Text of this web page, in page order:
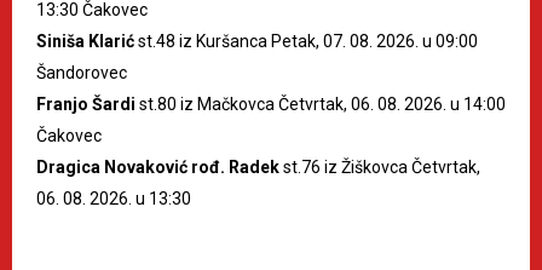
13:30 Čakovec
Siniša Klarićst.48 iz Kuršanca Petak, 07. 08. 2026. u 09:00
Šandorovec
Franjo Šardi st.80 iz Mačkovca Četvrtak, 06. 08. 2026. u 14:00
Čakovec
Dragica Novaković rođ. Radekst.76 iz Žiškovca Četvrtak,
06. 08. 2026. u 13:30